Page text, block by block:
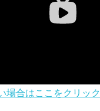
場合はここをクリック